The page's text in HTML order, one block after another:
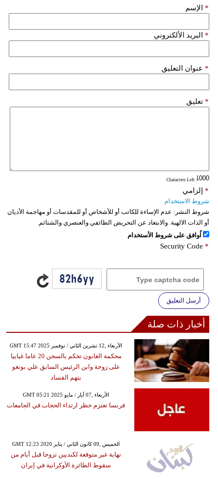
الإسم *
البريد الألكتروني *
عنوان التعليق *
تعليق *
: Characters Left
إلزامي *
شروط الاستخدام
شروط النشر: عدم الإساءة للكاتب أو للأشخاص أو للمقدسات أو مهاجمة الأديان
أو الذات الالهية. والابتعاد عن التحريض الطائفي والعنصري والشتائم.
اُوافق على شروط الأستخدام
Security Code *
أرسل التعليق
أخبار ذات صلة
GMT 15:47 2025 الأربعاء ,12 تشرين الثاني / نوفمبر
محكمة الغابون تحكم بالسجن 20 عاما غيابيا
على زوجة وابن الرئيس السابق علي بونغو
بتهم الفساد
GMT 05:21 2025 الأربعاء ,07 أيار / مايو
فرنسا تعتزم حظر ارتداء الحجاب في الجامعات
GMT 12:23 2020 الخميس ,09 كانون الثاني / يناير
نهاية غير متوقعة لكنديين تزوجا قبل أيام من
سقوط الطائرة الأوكرانية في إيران